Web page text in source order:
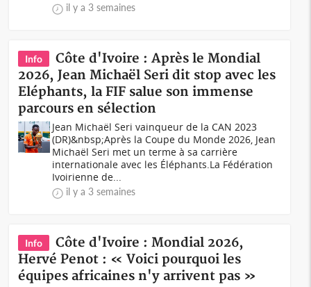
il y a 3 semaines
Info
Côte d'Ivoire : Après le Mondial
2026, Jean Michaël Seri dit stop avec les
Eléphants, la FIF salue son immense
parcours en sélection
Jean Michaël Seri vainqueur de la CAN 2023
(DR)&nbsp;Après la Coupe du Monde 2026, Jean
Michaël Seri met un terme à sa carrière
internationale avec les Éléphants.La Fédération
Ivoirienne de...
il y a 3 semaines
Info
Côte d'Ivoire : Mondial 2026,
Hervé Penot : « Voici pourquoi les
équipes africaines n'y arrivent pas »